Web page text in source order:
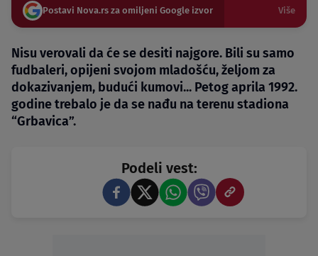
Postavi Nova.rs za omiljeni Google izvor Više
Nisu verovali da će se desiti najgore. Bili su samo
fudbaleri, opijeni svojom mladošću, željom za
dokazivanjem, budući kumovi... Petog aprila 1992.
godine trebalo je da se nađu na terenu stadiona
“Grbavica”.
Podeli vest: